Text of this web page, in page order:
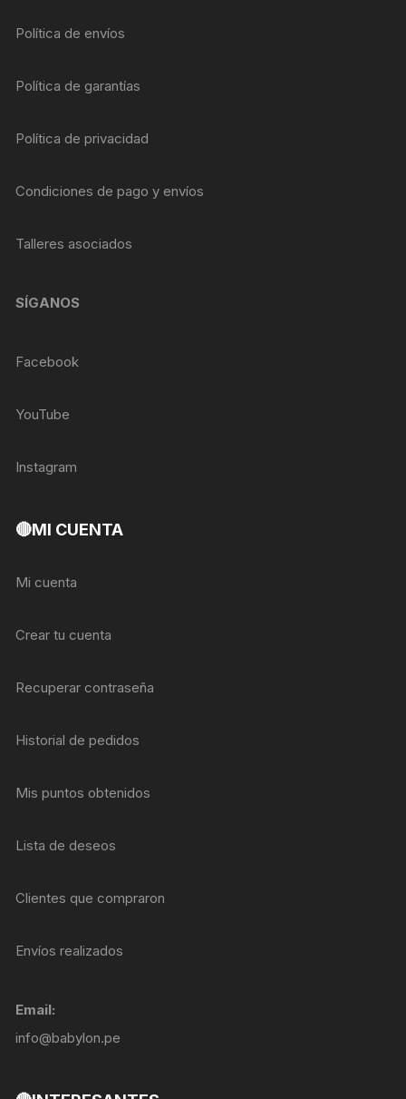
Política de envíos
Política de garantías
Política de privacidad
Condiciones de pago y envíos
Talleres asociados
SÍGANOS
Facebook
YouTube
Instagram
🔴MI CUENTA
Mi cuenta
Crear tu cuenta
Recuperar contraseña
Historial de pedidos
Mis puntos obtenidos
Lista de deseos
Clientes que compraron
Envíos realizados
Email:
info@babylon.pe